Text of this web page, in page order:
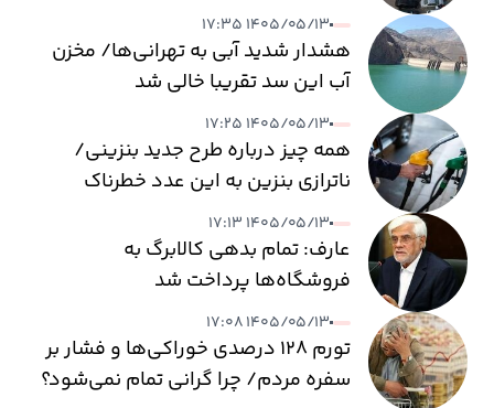
۱۴۰۵/۰۵/۱۳ ۱۷:۳۵
هشدار شدید آبی به تهرانی‌ها/ مخزن
آب این سد تقریبا خالی شد
۱۴۰۵/۰۵/۱۳ ۱۷:۲۵
همه چیز درباره طرح جدید بنزینی/
ناترازی بنزین به این عدد خطرناک
می‌رسد
۱۴۰۵/۰۵/۱۳ ۱۷:۱۳
عارف: تمام بدهی کالابرگ به
فروشگاه‌ها پرداخت شد
۱۴۰۵/۰۵/۱۳ ۱۷:۰۸
تورم ۱۲۸ درصدی خوراکی‌ها و فشار بر
سفره مردم/ چرا گرانی تمام نمی‌شود؟